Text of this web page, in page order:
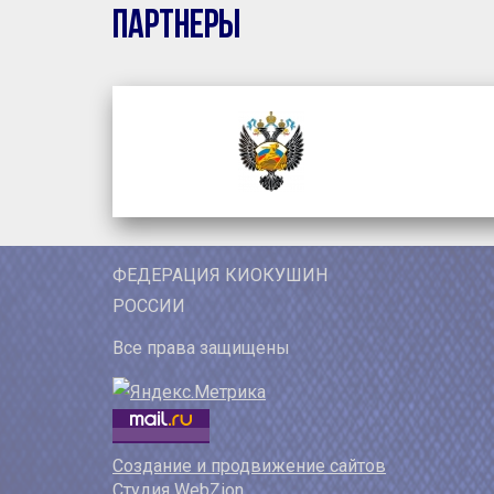
Партнеры
ФЕДЕРАЦИЯ КИОКУШИН
РОССИИ
Все права защищены
Создание и продвижение сайтов